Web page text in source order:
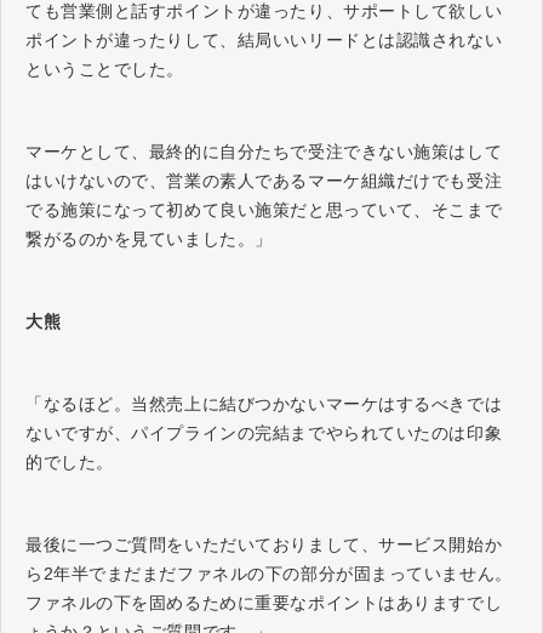
ても営業側と話すポイントが違ったり、サポートして欲しい
ポイントが違ったりして、結局いいリードとは認識されない
ということでした。
マーケとして、最終的に自分たちで受注できない施策はして
はいけないので、営業の素人であるマーケ組織だけでも受注
でる施策になって初めて良い施策だと思っていて、そこまで
繋がるのかを見ていました。」
大熊
「なるほど。当然売上に結びつかないマーケはするべきでは
ないですが、パイプラインの完結までやられていたのは印象
的でした。
最後に一つご質問をいただいておりまして、サービス開始か
ら2年半でまだまだファネルの下の部分が固まっていません。
ファネルの下を固めるために重要なポイントはありますでし